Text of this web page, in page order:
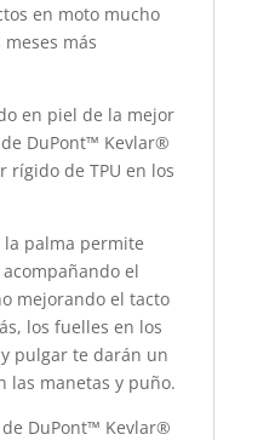
en moto mucho
más
en piel de la mejor
DuPont™ Kevlar®
rígido de TPU en los
la palma permite
el
mejorando el tacto
los fuelles en los
pulgar te darán un
las manetas y puño.
DuPont™ Kevlar®